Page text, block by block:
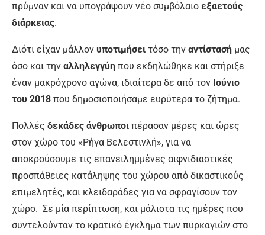
πρύμναν και να υπογράψουν νέο συμβόλαιο εξαετούς
διάρκειας.
Διότι είχαν μάλλον υποτιμήσει τόσο την αντίστασή μας
όσο και την αλληλεγγύη που εκδηλώθηκε και στήριξε
έναν μακρόχρονο αγώνα, ιδιαίτερα δε από τον Ιούνιο
του 2018 που δημοσιοποιήσαμε ευρύτερα το ζήτημα.
Πολλές δεκάδες άνθρωποι πέρασαν μέρες και ώρες
στον χώρο του «Ρήγα Βελεστινλή», για να
αποκρούσουμε τις επανειλημμένες αιφνιδιαστικές
προσπάθειες κατάληψης του χώρου από δικαστικούς
επιμελητές, και κλειδαράδες για να σφραγίσουν τον
χώρο. Σε μία περίπτωση, και μάλιστα τις ημέρες που
συντελούνταν το κρατικό έγκλημα των πυρκαγιών στο